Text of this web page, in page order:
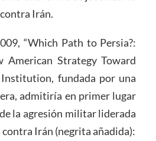
Irán.
“Which Path to Persia?:
Strategy Toward
Institution, fundada por una
admitiría en primer lugar
la agresión militar liderada
Irán (negrita añadida):